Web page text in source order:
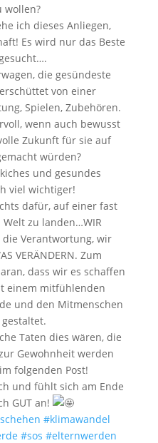
wollen?
ich dieses Anliegen,
Es wird nur das Beste
die gesündeste
von einer
Spielen, Zubehören.
wenn auch bewusst
Zukunft für sie auf
würden?
und gesundes
viel wichtiger!
dafür, auf einer fast
zu landen…WIR
Verantwortung, wir
VERÄNDERN. Zum
dass wir es schaffen
einem mitfühlenden
und den Mitmenschen
Taten dies wären, die
Gewohnheit werden
folgenden Post!
und fühlt sich am Ende
GUT an!
#klimawandel
#sos #elternwerden